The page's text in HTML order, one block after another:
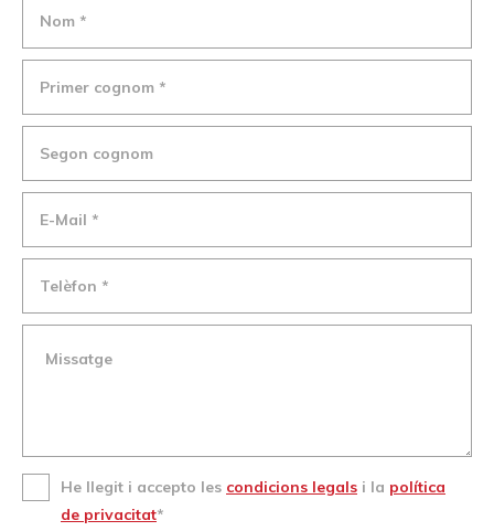
He llegit i accepto les condicions legals i la política
de privacitat*